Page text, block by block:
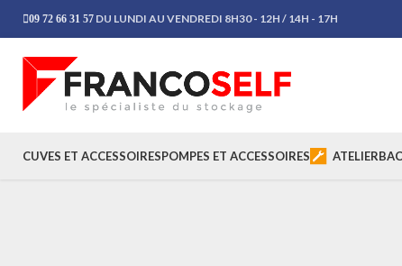
09 72 66 31 57 DU LUNDI AU VENDREDI 8H30 - 12H / 14H - 17H
CUVES ET ACCESSOIRESPOMPES ET ACCESSOIRES ATELIER